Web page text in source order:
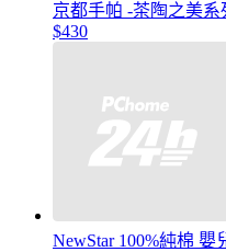
京都手帕 -茶陶之美系
$430
NewStar 100%純棉